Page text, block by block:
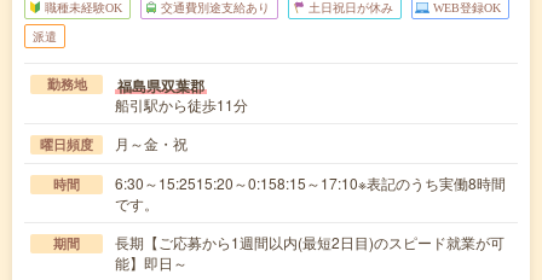
職種未経験OK 交通費別途支給あり 土日祝日が休み WEB登録OK
派遣
勤務地 福島県双葉郡
船引駅から徒歩11分
曜日頻度 月～金・祝
時間
6:30～15:2515:20～0:158:15～17:10※表記のうち実働8時間
です。
期間
長期【ご応募から1週間以内(最短2日目)のスピード就業が可
能】即日～